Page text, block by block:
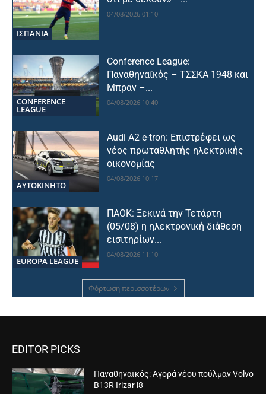
ΙΣΠΑΝΙΑ
04/08/2026 01:10
CONFERENCE
LEAGUE
Conference League:
Παναθηναϊκός – ΤΣΣΚΑ 1948 και
Μπραν –...
04/08/2026 10:40
ΑΥΤΟΚΙΝΗΤΟ
Audi A2 e-tron: Επιστρέφει ως
νέος πρωταθλητής ηλεκτρικής
οικονομίας
04/08/2026 10:17
EUROPA LEAGUE
ΠΑΟΚ: Ξεκινά την Τετάρτη
(05/08) η ηλεκτρονική διάθεση
εισιτηρίων...
04/08/2026 11:10
Φόρτωση περισσοτέρων
EDITOR PICKS
Παναθηναϊκός: Αγορά νέου πούλμαν Volvo
B13R Irizar i8